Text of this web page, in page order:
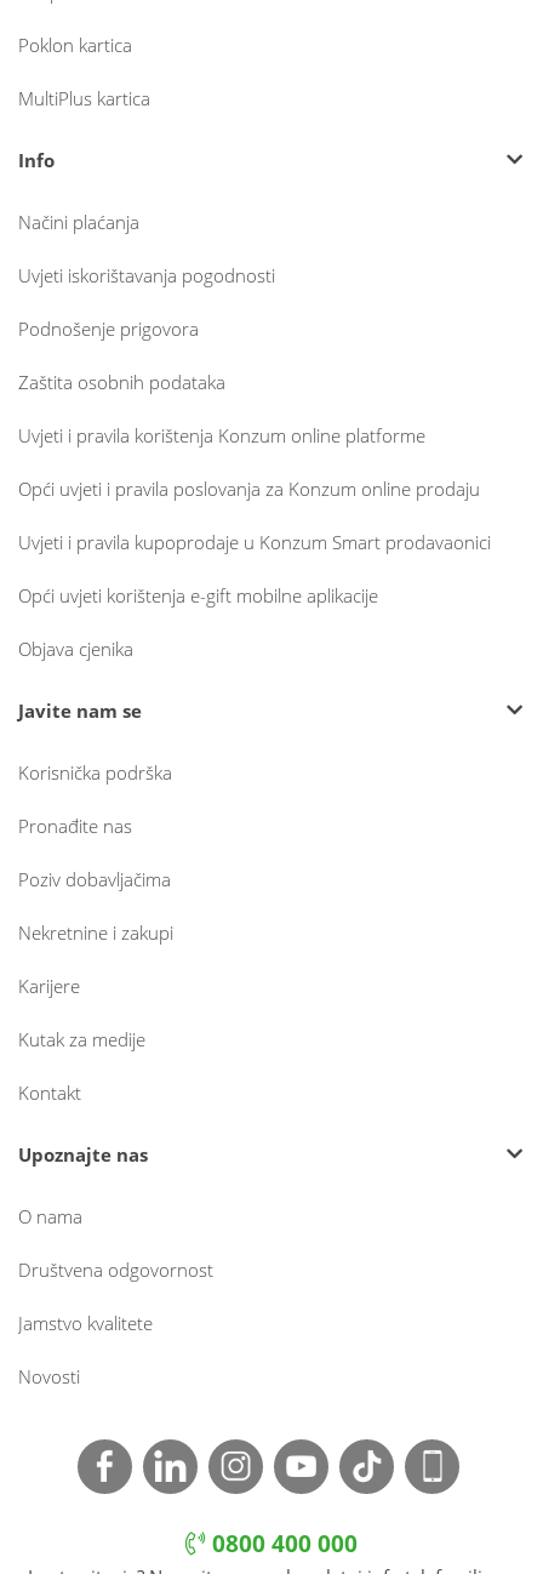
Poklon kartica
MultiPlus kartica
Info
Načini plaćanja
Uvjeti iskorištavanja pogodnosti
Podnošenje prigovora
Zaštita osobnih podataka
Uvjeti i pravila korištenja Konzum online platforme
Opći uvjeti i pravila poslovanja za Konzum online prodaju
Uvjeti i pravila kupoprodaje u Konzum Smart prodavaonici
Opći uvjeti korištenja e-gift mobilne aplikacije
Objava cjenika
Javite nam se
Korisnička podrška
Pronađite nas
Poziv dobavljačima
Nekretnine i zakupi
Karijere
Kutak za medije
Kontakt
Upoznajte nas
O nama
Društvena odgovornost
Jamstvo kvalitete
Novosti
0800 400 000